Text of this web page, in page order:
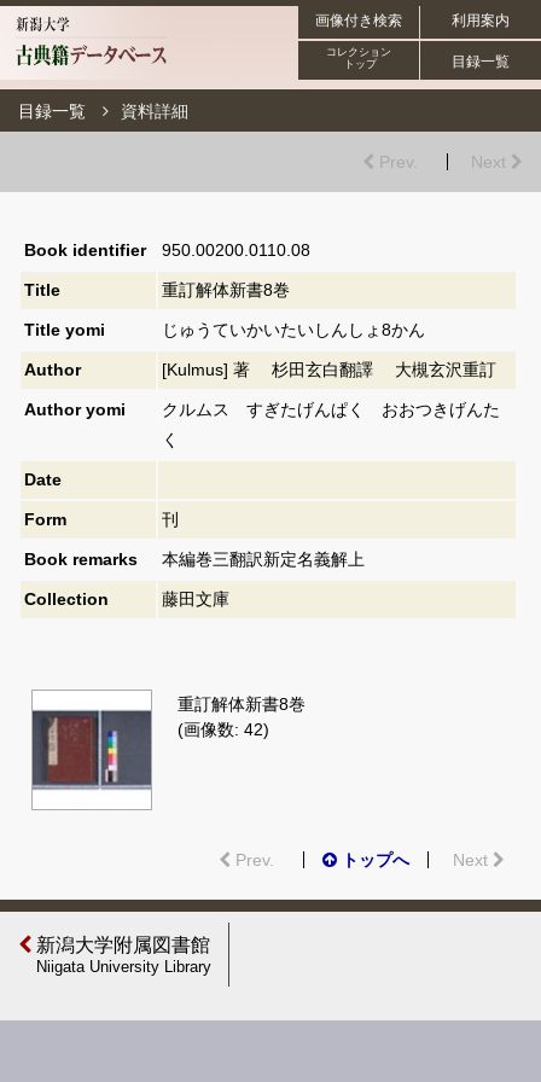
利用案内
画像付き検索
目録一覧
コレクション
トップ
目録一覧 資料詳細
Prev. Next
Book identifier 950.00200.0110.08
Title 重訂解体新書8巻
Title yomi じゅうていかいたいしんしょ8かん
Author [Kulmus] 著 杉田玄白翻譯 大槻玄沢重訂
Author yomi
クルムス すぎたげんぱく おおつきげんた
く
Date
Form 刊
Book remarks 本編巻三翻訳新定名義解上
Collection 藤田文庫
重訂解体新書8巻
(画像数: 42)
Prev. トップへ Next
新潟大学附属図書館
Niigata University Library